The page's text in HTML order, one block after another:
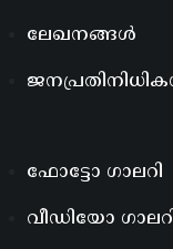
ലേഖനങ്ങൾ
ഫോട്ടോ ഗാലറി
വീഡിയോ